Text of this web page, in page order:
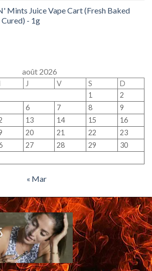
Mints Juice Vape Cart (Fresh Baked
- 1g
août 2026
J V S
D
1
2
6 7 8
9
13 14 15
16
20 21 22
23
27 28 29
30
« Mar